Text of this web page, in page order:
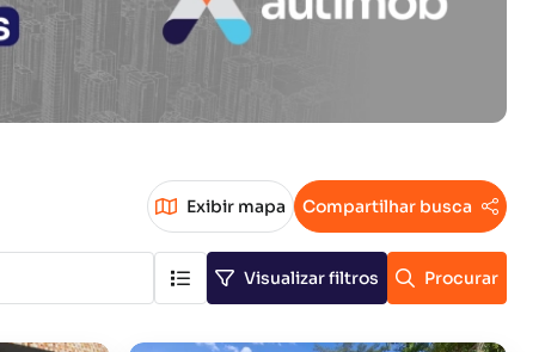
Exibir mapa Compartilhar busca
Visualizar filtros Procurar